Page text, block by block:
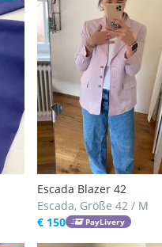
Escada Blazer 42
Escada, Größe 42 / M
€ 150
PayLivery